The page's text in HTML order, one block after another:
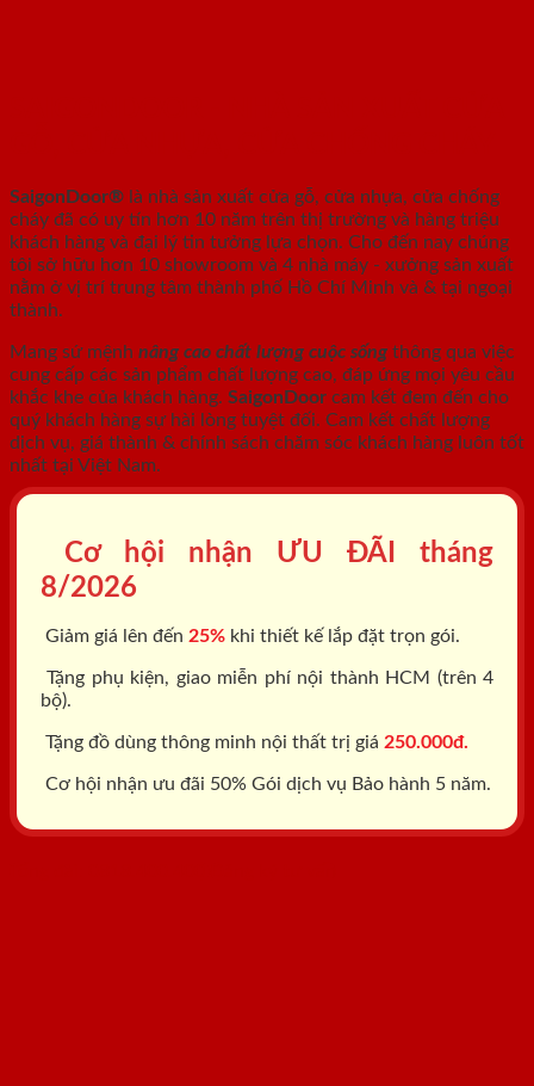
SaigonDoor® là nhà sản xuất cửa gỗ, cửa nhựa, cửa chống
cháy đã có uy tín hơn 10 năm trên thị trường và hàng triệu
khách hàng và đại lý tin tưởng lựa chọn. Cho đến nay chúng
tôi sở hữu hơn 10 showroom và 4 nhà máy - xưởng sản xuất
nằm ở vị trí trung tâm thành phố Hồ Chí Minh và & tại ngoại
thành.
Mang sứ mệnh nâng cao chất lượng cuộc sống thông qua việc
cung cấp các sản phẩm chất lượng cao, đáp ứng mọi yêu cầu
khắc khe của khách hàng. SaigonDoor cam kết đem đến cho
quý khách hàng sự hài lòng tuyệt đối. Cam kết chất lượng
dịch vụ, giá thành & chính sách chăm sóc khách hàng luôn tốt
nhất tại Việt Nam.
Cơ hội nhận ƯU ĐÃI tháng
8/2026
Giảm giá lên đến 25% khi thiết kế lắp đặt trọn gói.
Tặng phụ kiện, giao miễn phí nội thành HCM (trên 4
bộ).
Tặng đồ dùng thông minh nội thất trị giá 250.000đ.
Cơ hội nhận ưu đãi 50% Gói dịch vụ Bảo hành 5 năm.